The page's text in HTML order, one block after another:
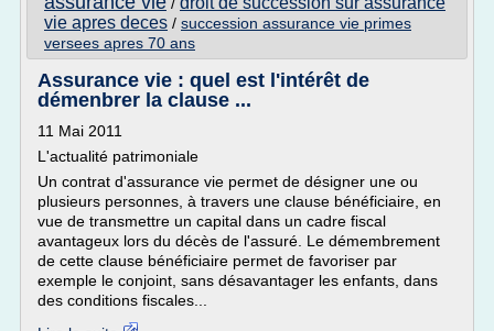
vie apres deces / succession assurance vie primes
versees apres 70 ans
Assurance vie : quel est l'intérêt de
démenbrer la clause ...
11 Mai 2011
L'actualité patrimoniale
Un contrat d'assurance vie permet de désigner une ou
plusieurs personnes, à travers une clause bénéficiaire, en
vue de transmettre un capital dans un cadre fiscal
avantageux lors du décès de l'assuré. Le démembrement
de cette clause bénéficiaire permet de favoriser par
exemple le conjoint, sans désavantager les enfants, dans
des conditions fiscales...